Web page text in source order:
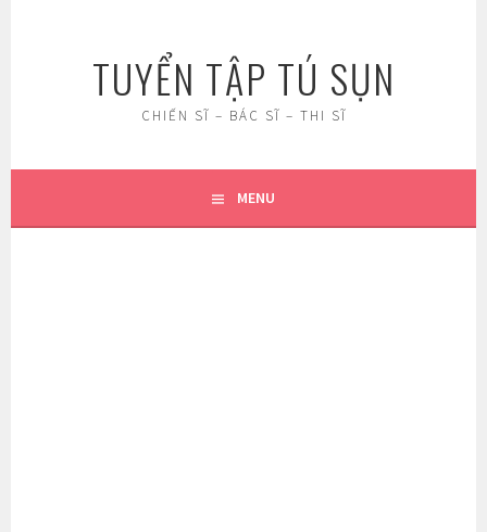
TUYỂN TẬP TÚ SỤN
CHIẾN SĨ – BÁC SĨ – THI SĨ
MENU